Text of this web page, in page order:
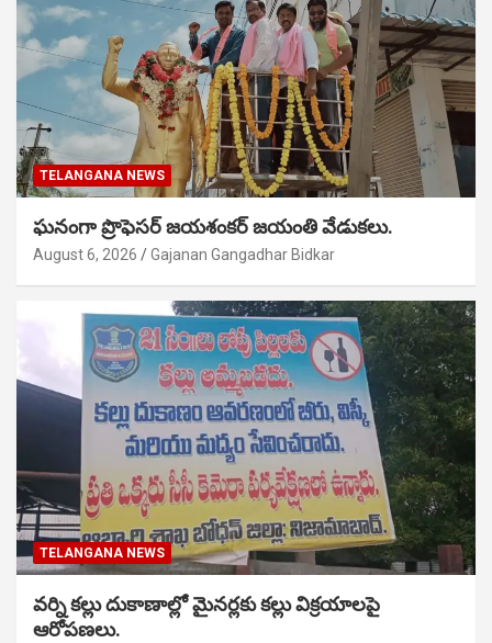
TELANGANA NEWS
ఘనంగా ప్రొఫెసర్ జయశంకర్ జయంతి వేడుకలు.
August 6, 2026 Gajanan Gangadhar Bidkar
TELANGANA NEWS
వర్ని కల్లు దుకాణాల్లో మైనర్లకు కల్లు విక్రయాలపై
ఆరోపణలు.